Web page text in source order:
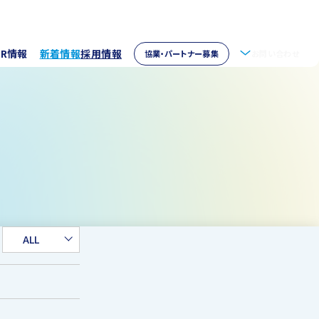
情報 新着情報採用情報 協業・パートナー募集
ALL